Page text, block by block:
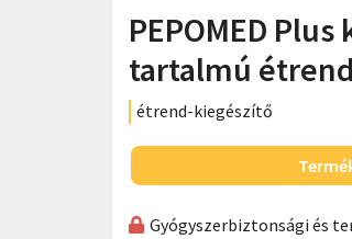
PEPOMED
tartalmú
étrend-kiegészítő
Gyógyszerbiztonsági és